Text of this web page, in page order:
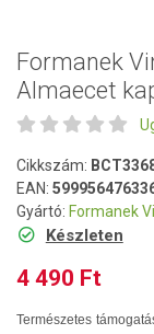
Formanek
Almaecet
Cikkszám:
EAN:
Gyártó: Formanek
Készleten
4 490 Ft
Természetes